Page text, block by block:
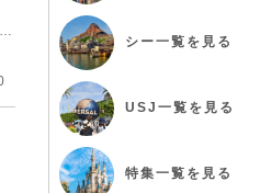
2022年11月7日(月)に発売のディズニークリスマスグッズ全66種類を紹介します。昨年登場した人気キャラク...
シー一覧を見る
USJ 一覧を見る
特集一覧を見る